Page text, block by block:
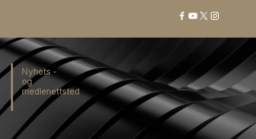
Nyhets -
og
medienettsted